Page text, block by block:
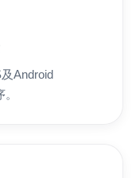
Android